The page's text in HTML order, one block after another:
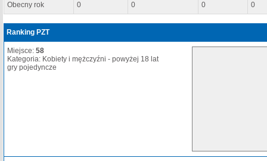
Obecny rok 0 0 0 0
Ranking PZT
Miejsce: 58
Kategoria: Kobiety i mężczyźni - powyżej 18 lat
gry pojedyncze